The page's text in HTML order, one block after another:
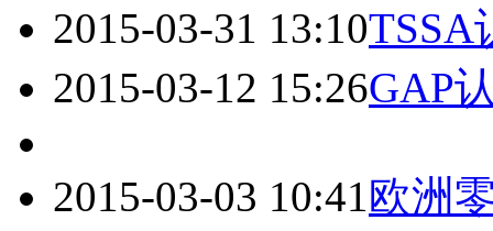
2015-03-31 13:10TSSA
2015-03-12 15:26GAP
2015-03-03 10:41欧洲